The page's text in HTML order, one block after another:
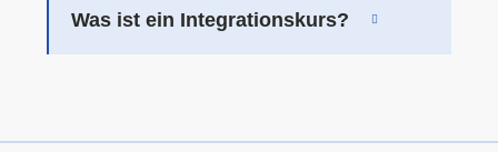
Was ist ein Integrationskurs?